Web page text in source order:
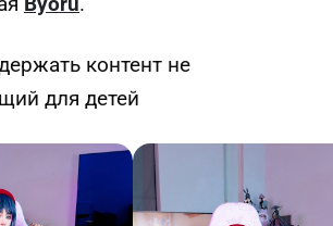
контент не
для детей